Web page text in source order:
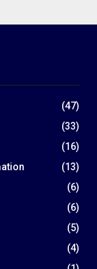
(47)
(33)
(16)
(13)
(6)
(6)
(5)
(4)